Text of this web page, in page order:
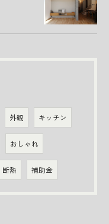
外観 キッチン
おしゃれ
断熱 補助金